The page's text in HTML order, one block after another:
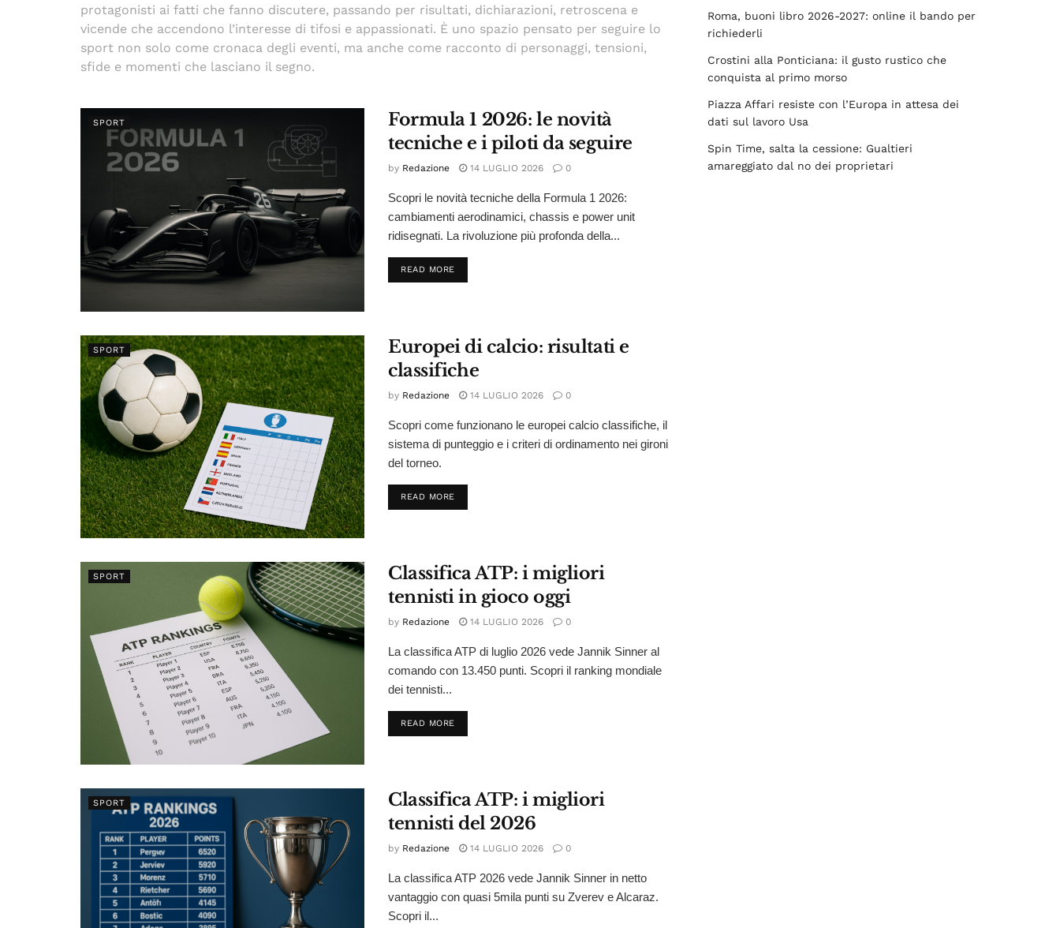
protagonisti ai fatti che fanno discutere, passando per risultati, dichiarazioni, retroscena e
vicende che accendono l’interesse di tifosi e appassionati. È uno spazio pensato per seguire lo
sport non solo come cronaca degli eventi, ma anche come racconto di personaggi, tensioni,
sfide e momenti che lasciano il segno.
SPORT
Formula 1 2026: le novità
tecniche e i piloti da seguire
by Redazione 14 LUGLIO 2026 0
Scopri le novità tecniche della Formula 1 2026:
cambiamenti aerodinamici, chassis e power unit
ridisegnati. La rivoluzione più profonda della...
READ MOREDETAILS
SPORT
Europei di calcio: risultati e
classifiche
by Redazione 14 LUGLIO 2026 0
Scopri come funzionano le europei calcio classifiche, il
sistema di punteggio e i criteri di ordinamento nei gironi
del torneo.
READ MOREDETAILS
SPORT
Classifica ATP: i migliori
tennisti in gioco oggi
by Redazione 14 LUGLIO 2026 0
La classifica ATP di luglio 2026 vede Jannik Sinner al
comando con 13.450 punti. Scopri il ranking mondiale
dei tennisti...
READ MOREDETAILS
SPORT
Classifica ATP: i migliori
tennisti del 2026
by Redazione 14 LUGLIO 2026 0
La classifica ATP 2026 vede Jannik Sinner in netto
vantaggio con quasi 5mila punti su Zverev e Alcaraz.
Scopri il...
Roma, buoni libro 2026-2027: online il bando per
richiederli
Crostini alla Ponticiana: il gusto rustico che
conquista al primo morso
Piazza Affari resiste con l’Europa in attesa dei
dati sul lavoro Usa
Spin Time, salta la cessione: Gualtieri
amareggiato dal no dei proprietari